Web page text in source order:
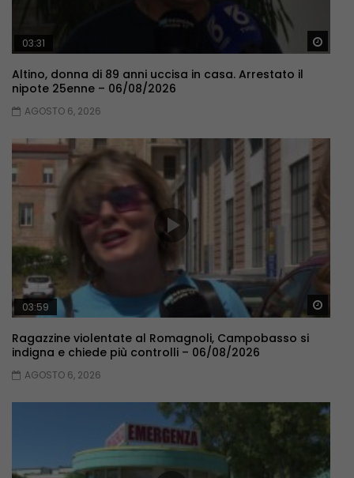
03:31
Altino, donna di 89 anni uccisa in casa. Arrestato il
nipote 25enne – 06/08/2026
AGOSTO 6, 2026
03:59
Ragazzine violentate al Romagnoli, Campobasso si
indigna e chiede più controlli – 06/08/2026
AGOSTO 6, 2026